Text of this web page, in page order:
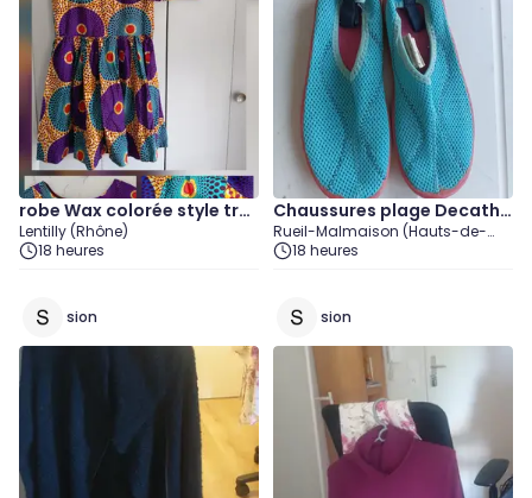
robe Wax colorée style tra
ditionnel
Lentilly (Rhône)
18 heures
Chaussures plage Decathl
on enfant taille 32
Rueil-Malmaison (Hauts-de-
Seine)
18 heures
sion sion